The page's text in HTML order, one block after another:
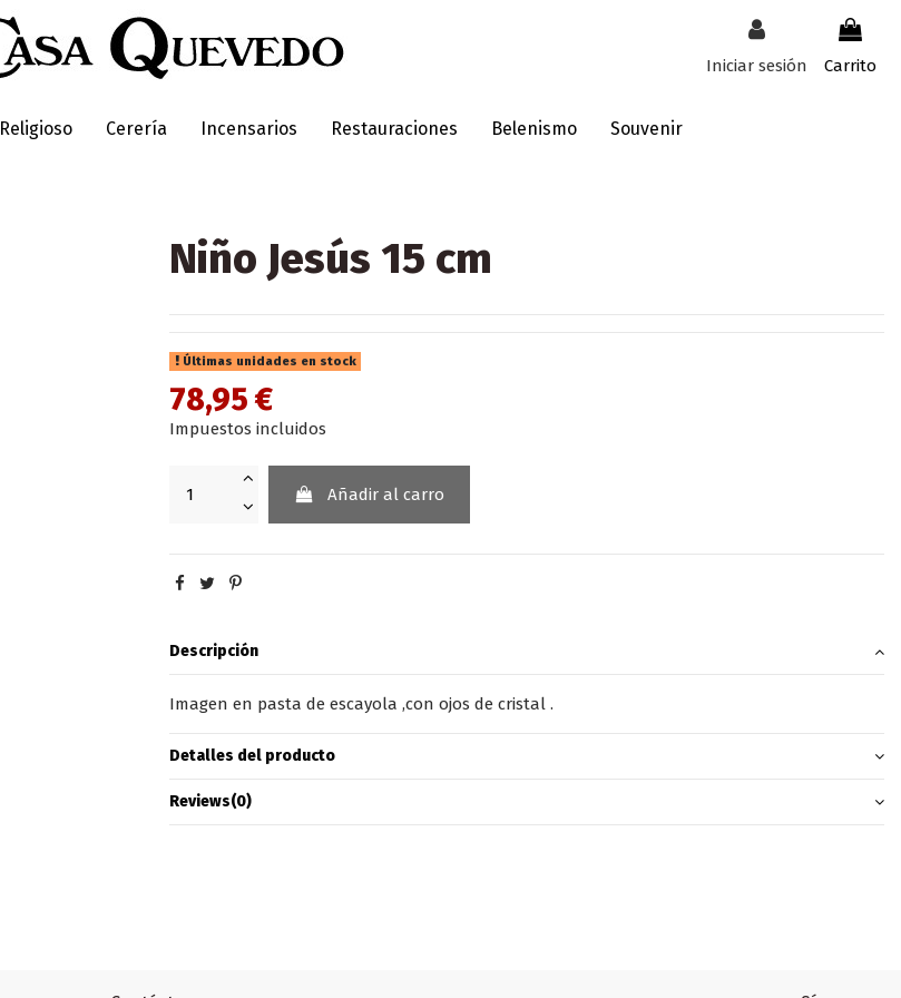
Iniciar sesión Carrito
Religioso Cerería Incensarios Restauraciones Belenismo Souvenir
Niño Jesús 15 cm
Últimas unidades en stock
78,95 €
Impuestos incluidos
Añadir al carro
Descripción
Imagen en pasta de escayola ,con ojos de cristal .
Detalles del producto
Reviews(0)